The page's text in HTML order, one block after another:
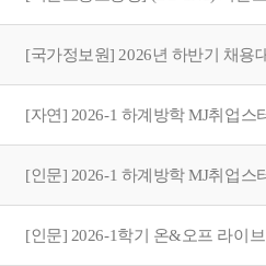
[국가정보원] 2026년 하반기 채용
[자연] 2026-1 하계방학 MJ취업스
[인문] 2026-1 하계방학 MJ취업스
[인문] 2026-1학기 온&오프 라이